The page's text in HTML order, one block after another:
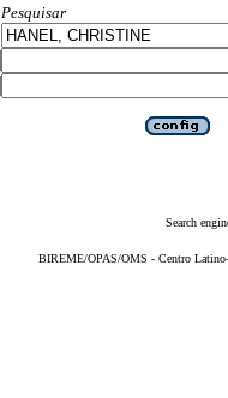
Pesquisar
Search
BIREME/OPAS/OMS - Centro Latino-